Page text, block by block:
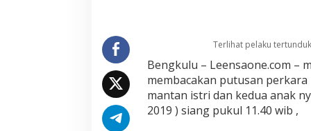
n
M
a
n
t
a
Terlihat pelaku
Bengkulu – Leensaone.com –
membacakan putusan
mantan istri dan kedua anak
2019 ) siang pukul 11.40 wib ,